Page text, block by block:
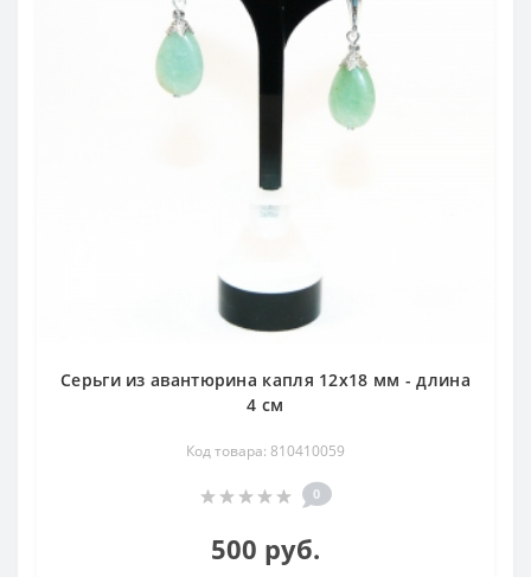
Серьги из авантюрина капля 12х18 мм - длина
4 см
Код товара: 810410059
0
500 руб.